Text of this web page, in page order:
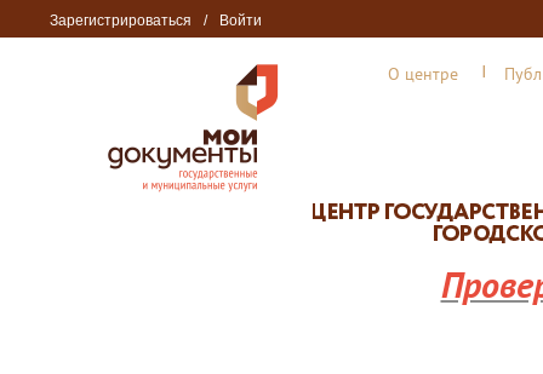
Зарегистрироваться / Войти
О центре